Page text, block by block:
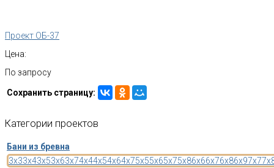
Проект ОБ-37
Цена:
По запросу
Сохранить страницу:
Категории проектов
Бани из бревна
3x33x43x53x63x74x44x54x64x75x55x65x75x86x66x76x86x97x7